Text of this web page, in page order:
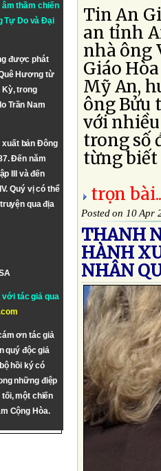
thầm chiến
Tự DovàĐại
được phát
Hương từ
Kỳ, trong
Trần Nam
xuất bản Đông
Đến năm
III và đến
Quý vị có thể
qua địa
với tác giả qua
ơn tác giả
quý độc giả
hồi ký có
những điệp
một chiến
Cộng Hòa.
Tin An
an tỉnh
nhà ông
Giáo
Mỹ An,
ông Bửu
với
trong số
từng biết
trọn
Posted on 10 Apr
THANH
HÀNH
NHÂN